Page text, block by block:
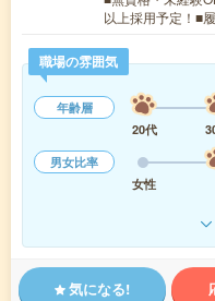
以上採用予定！■
職場の雰囲気
年齢層
20代
男女比率
女性
気になる!